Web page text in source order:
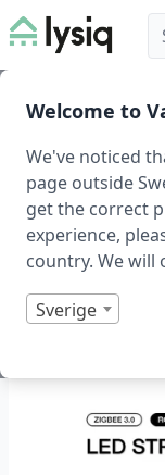
Welcome to
We've noticed
page outside
get the correct
experience,
country. We will
Sverige
Lysiq
Belysning
LED-list
Gledopto Led-
Art.nr: 1396
kundrecensioner